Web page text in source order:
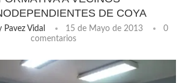
DE COYA
Pavez Vidal 15 de Mayo de 2013
0
comentarios